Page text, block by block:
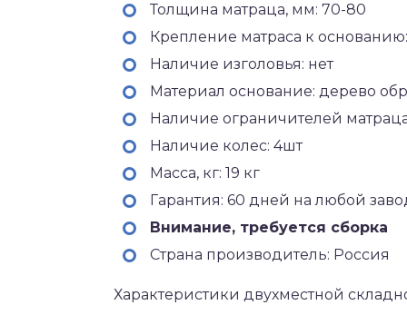
Толщина матраца, мм: 70-80
Крепление матраса к
Наличие изголовья: нет
Материал основание: дерево
Наличие ограничителей
Наличие колес: 4шт
Масса, кг: 19 кг
Гарантия: 60 дней на любой
Внимание, требуется сборка
Страна производитель: Россия
Характеристики двухместной